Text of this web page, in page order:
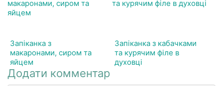
Запіканка з
макаронами, сиром та
яйцем
Запіканка з кабачками
та курячим філе в
духовці
Додати комментар